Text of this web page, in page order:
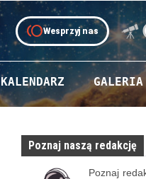
tollWesprzyj nas
KALENDARZ GALERIA
Poznaj naszą redakcję
Poznaj